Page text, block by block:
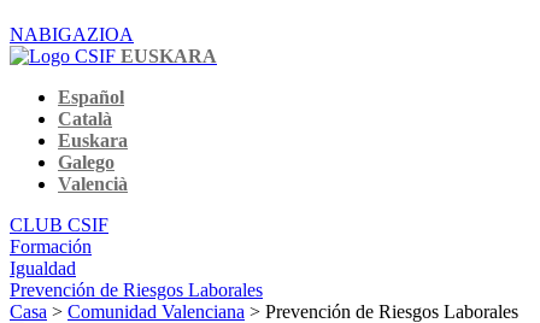
NABIGAZIOA
EUSKARA
Español
Català
Euskara
Galego
Valencià
CLUB CSIF
Formación
Igualdad
Prevención de Riesgos Laborales
Casa > Comunidad Valenciana > Prevención de Riesgos Laborales